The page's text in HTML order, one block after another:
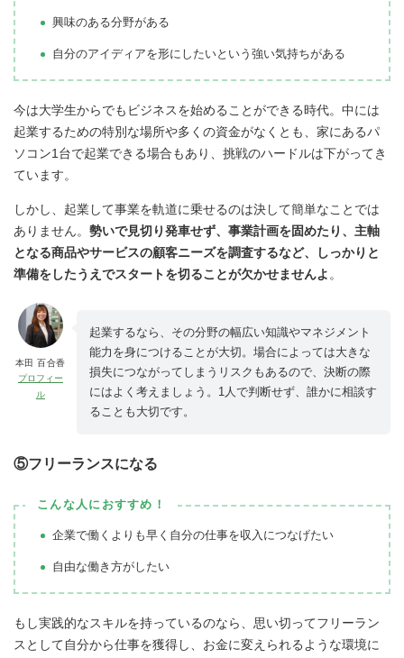
興味のある分野がある
自分のアイディアを形にしたいという強い気持ちがある
今は大学生からでもビジネスを始めることができる時代。中には
起業するための特別な場所や多くの資金がなくとも、家にあるパ
ソコン1台で起業できる場合もあり、挑戦のハードルは下がってき
ています。
しかし、起業して事業を軌道に乗せるのは決して簡単なことでは
ありません。 勢いで見切り発車せず、事業計画を固めたり、主軸
となる商品やサービスの顧客ニーズを調査するなど、しっかりと
準備をしたうえでスタートを切ることが欠かせませんよ 。
本田 百合香
プロフィー
ル
起業するなら、その分野の幅広い知識やマネジメント
能力を身につけることが大切。場合によっては大きな
損失につながってしまうリスクもあるので、決断の際
にはよく考えましょう。1人で判断せず、誰かに相談す
ることも大切です。
⑤フリーランスになる
こんな人におすすめ！
企業で働くよりも早く自分の仕事を収入につなげたい
自由な働き方がしたい
もし実践的なスキルを持っているのなら、思い切ってフリーラン
スとして自分から仕事を獲得し、お金に変えられるような環境に